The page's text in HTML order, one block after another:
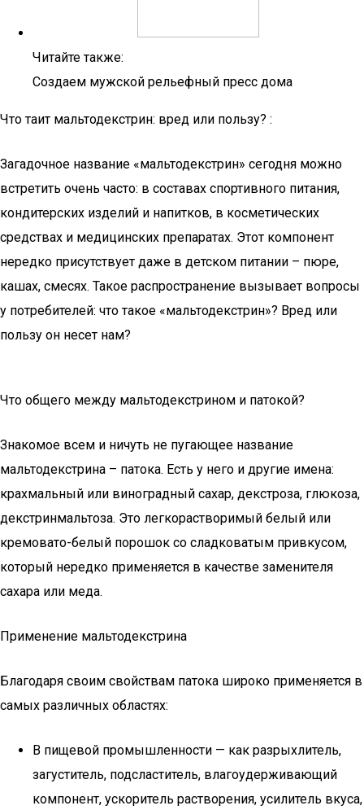
Читайте также:
Создаем мужской рельефный пресс дома
Что таит мальтодекстрин: вред или пользу? :
Загадочное название «мальтодекстрин» сегодня можно
встретить очень часто: в составах спортивного питания,
кондитерских изделий и напитков, в косметических
средствах и медицинских препаратах. Этот компонент
нередко присутствует даже в детском питании – пюре,
кашах, смесях. Такое распространение вызывает вопросы
у потребителей: что такое «мальтодекстрин»? Вред или
пользу он несет нам?
Что общего между мальтодекстрином и патокой?
Знакомое всем и ничуть не пугающее название
мальтодекстрина – патока. Есть у него и другие имена:
крахмальный или виноградный сахар, декстроза, глюкоза,
декстринмальтоза. Это легкорастворимый белый или
кремовато-белый порошок со сладковатым привкусом,
который нередко применяется в качестве заменителя
сахара или меда.
Применение мальтодекстрина
Благодаря своим свойствам патока широко применяется в
самых различных областях:
В пищевой промышленности — как разрыхлитель,
загуститель, подсластитель, влагоудерживающий
компонент, ускоритель растворения, усилитель вкуса,